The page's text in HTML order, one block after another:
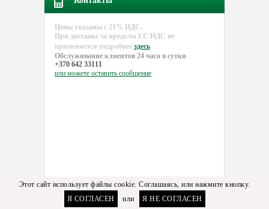
Цены указаны с 21% НДС.
При доставке за пределы EC НДС не
применяется подробнее здесь
Обслуживание клиентов 24 часа в сутки
+370 642 33111
или можете оставить сообщение
Этот сайт использует файлы cookie. Соглашаясь, или нажмите кнопку.
Я СОГЛАСЕН
или Я НЕ СОГЛАСЕН